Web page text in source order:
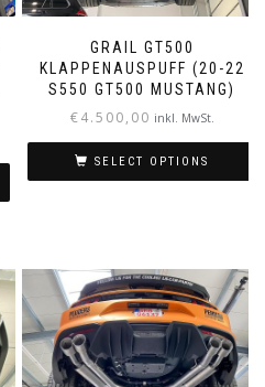
GRAIL GT500
KLAPPENAUSPUFF (20-22
S550 GT500 MUSTANG)
€4.500,00 inkl. MwSt.
SELECT OPTIONS